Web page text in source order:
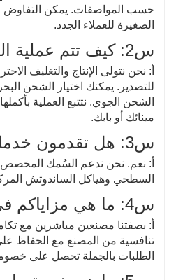
حسب المواصفات. يمكن التفاوض
الصغيرة للعملاء الجدد.
س2: كيف تتم عملية الشحن والتسليم؟
أ: نحن نتولى الإنتاج والتغليف
للتصدير. يمكنك اختيار الشحن
الشحن الجوي. نتتبع العملية
مينائك أو بابك.
س3: هل تقدمون خدمات التخصيص؟
أ: نعم. نحن ندعم السُمك المخصص
السطحي وهياكل الساندوتش
س4: ما هي مزاياكم في الأسعار؟
أ: بصفتنا مصنعين مباشرين مع
تنافسية من المصنع مع الحفاظ
الطلبات بالجملة تحصل على